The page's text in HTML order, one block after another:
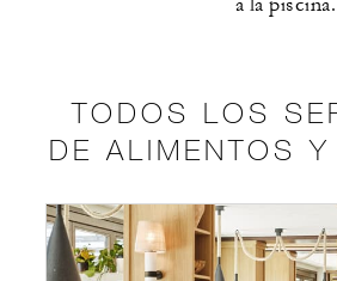
a la piscina.
TODOS LOS
DE ALIMENTOS